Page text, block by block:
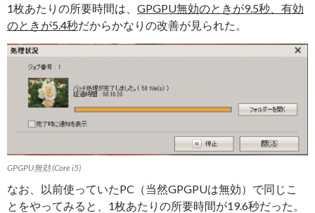
1枚あたりの所要時間は、 GPGPU無効のときが9.5秒、有効
のときが5.4秒だからかなりの改善が見られた。
GPGPU無効 (Core i5)
なお、以前使っていたPC（当然GPGPUは無効）で同じこ
とをやってみると、1枚あたりの所要時間が19.6秒だった。